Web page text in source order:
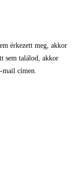
érkezett meg, akkor
sem találod, akkor
mail címen.